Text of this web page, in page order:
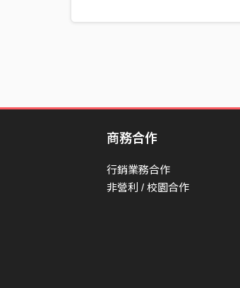
商務合作
行銷業務合作
非營利 / 校園合作